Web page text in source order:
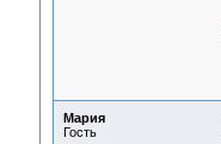
Мария
Гость